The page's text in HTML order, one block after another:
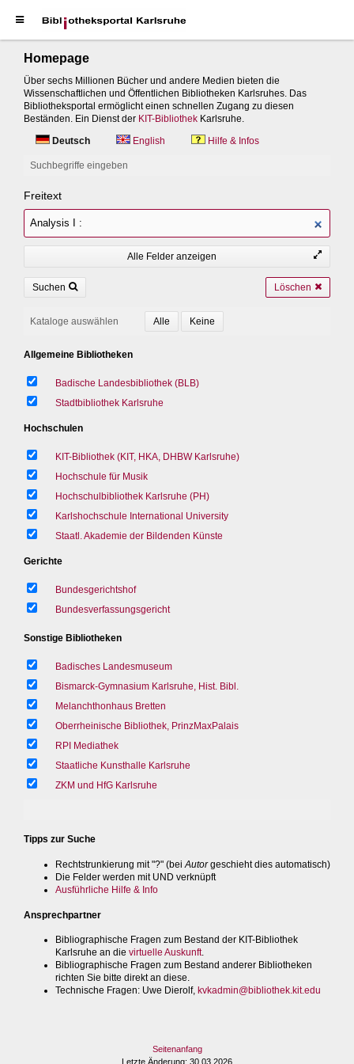
Homepage
Über sechs Millionen Bücher und andere Medien bieten die
Wissenschaftlichen und Öffentlichen Bibliotheken Karlsruhes. Das
Bibliotheksportal ermöglicht einen schnellen Zugang zu diesen
Beständen. Ein Dienst der KIT-Bibliothek Karlsruhe.
Deutsch
English Hilfe & Infos
Suchbegriffe eingeben
Freitext
Alle Felder anzeigen
Suchen Löschen
Kataloge auswählen
Allgemeine Bibliotheken
Badische Landesbibliothek (BLB)
Stadtbibliothek Karlsruhe
Hochschulen
KIT-Bibliothek (KIT, HKA, DHBW Karlsruhe)
Hochschule für Musik
Hochschulbibliothek Karlsruhe (PH)
Karlshochschule International University
Staatl. Akademie der Bildenden Künste
Gerichte
Bundesgerichtshof
Bundesverfassungsgericht
Sonstige Bibliotheken
Badisches Landesmuseum
Bismarck-Gymnasium Karlsruhe, Hist. Bibl.
Melanchthonhaus Bretten
Oberrheinische Bibliothek, PrinzMaxPalais
RPI Mediathek
Staatliche Kunsthalle Karlsruhe
ZKM und HfG Karlsruhe
Tipps zur Suche
Rechtstrunkierung mit "?" (bei Autorgeschieht dies automatisch)
Die Felder werden mit UND verknüpft
Ausführliche Hilfe & Info
Ansprechpartner
Bibliographische Fragen zum Bestand der KIT-Bibliothek
Karlsruhe an die virtuelle Auskunft.
Bibliographische Fragen zum Bestand anderer Bibliotheken
richten Sie bitte direkt an diese.
Technische Fragen: Uwe Dierolf, kvkadmin@bibliothek.kit.edu
Seitenanfang
Letzte Änderung: 30.03.2026